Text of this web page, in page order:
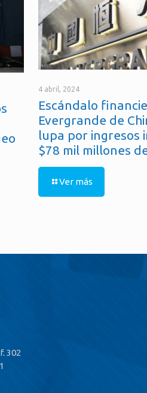
4 abril, 2024
Escándalo
Evergrande de
lupa por ingresos
$78 mil millones
Ver más
302